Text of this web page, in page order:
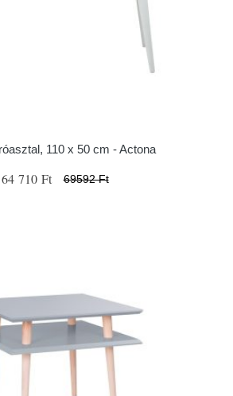
110 x 50 cm - Actona
64 710 Ft 69592 Ft